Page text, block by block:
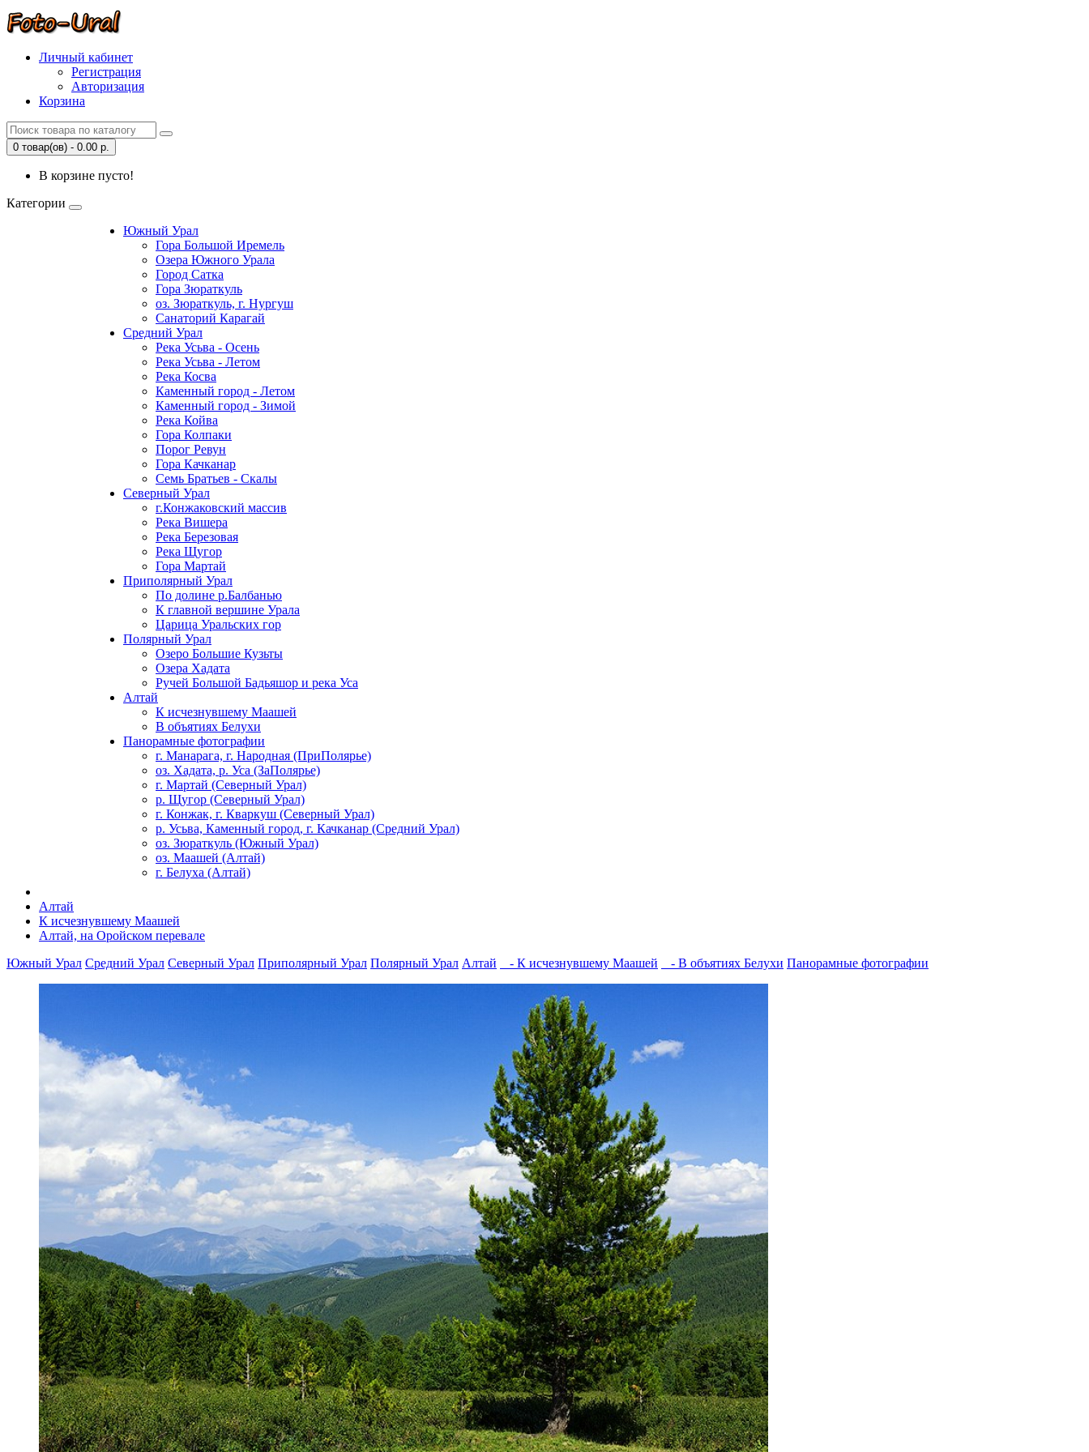
Личный кабинет
Регистрация
Авторизация
Корзина
0 товар(ов) - 0.00 р.
В корзине пусто!
Категории
Южный Урал
Гора Большой Иремель
Озера Южного Урала
Город Сатка
Гора Зюраткуль
оз. Зюраткуль, г. Нургуш
Санаторий Карагай
Средний Урал
Река Усьва - Осень
Река Усьва - Летом
Река Косва
Каменный город - Летом
Каменный город - Зимой
Река Койва
Гора Колпаки
Порог Ревун
Гора Качканар
Семь Братьев - Скалы
Северный Урал
г.Конжаковский массив
Река Вишера
Река Березовая
Река Щугор
Гора Мартай
Приполярный Урал
По долине р.Балбанью
К главной вершине Урала
Царица Уральских гор
Полярный Урал
Озеро Большие Кузьты
Озера Хадата
Ручей Большой Бадьяшор и река Уса
Алтай
К исчезнувшему Маашей
В объятиях Белухи
Панорамные фотографии
г. Манарага, г. Народная (ПриПолярье)
оз. Хадата, р. Уса (ЗаПолярье)
г. Мартай (Северный Урал)
р. Щугор (Северный Урал)
г. Конжак, г. Кваркуш (Северный Урал)
р. Усьва, Каменный город, г. Качканар (Средний Урал)
оз. Зюраткуль (Южный Урал)
оз. Маашей (Алтай)
г. Белуха (Алтай)
Алтай
К исчезнувшему Маашей
Алтай, на Оройском перевале
Южный Урал Средний Урал Северный Урал Приполярный Урал Полярный Урал Алтай - К исчезнувшему Маашей - В объятиях Белухи Панорамные фотографии